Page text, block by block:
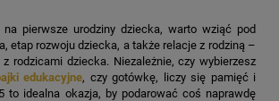
na pierwsze urodziny dziecka, warto wziąć pod
etap rozwoju dziecka, a także relacje z rodziną –
rodzicami dziecka. Niezależnie, czy wybierzesz
edukacyjne, czy gotówkę, liczy się pamięć i
to idealna okazja, by podarować coś naprawdę